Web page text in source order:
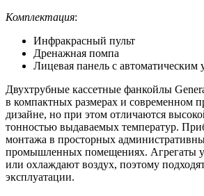
Комплектация:
Инфракрасный пульт
Дренажная помпа
Лицевая панель с
Двухтрубные кассетные фанкойлы
в компактных размерах и современном
дизайне, но при этом отличаются
тонностью выдаваемых температур.
монтажа в просторных
промышленных помещениях. Агрегаты
или охлаждают воздух, поэтому
эксплуатации.